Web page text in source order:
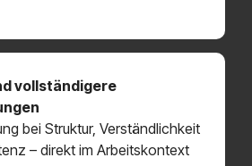
vollständigere
bei Struktur, Verständlichkeit
– direkt im Arbeitskontext